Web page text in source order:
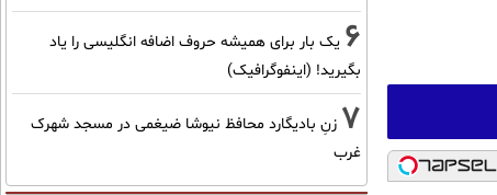
6 یک بار برای همیشه حروف اضافه انگلیسی را یاد
بگیرید! (اینفوگرافیک)
7 زنِ بادیگارد محافظ نیوشا ضیغمی در مسجد شهرک
غرب